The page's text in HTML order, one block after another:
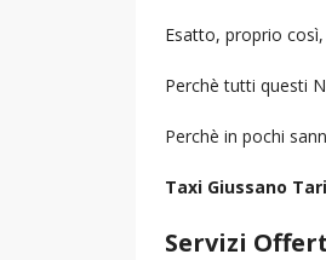
Esatto, proprio
Perchè tutti questi
Perchè in pochi
Taxi Giussano
Servizi